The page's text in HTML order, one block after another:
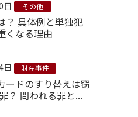
日 その他
？ 具体例と単独犯
くなる理由
日 財産事件
ードのすり替えは窃
？ 問われる罪と...